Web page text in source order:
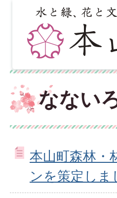
なない
本山町森林・
ンを策定しま